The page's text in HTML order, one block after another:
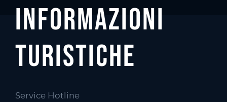
informazioni
Turistiche
Service Hotline